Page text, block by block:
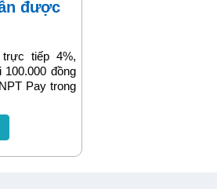
tiếp 4%,
đồng
Pay trong